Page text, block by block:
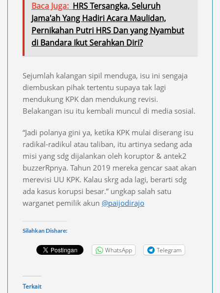
Baca Juga: HRS Tersangka, Seluruh
Jama'ah Yang Hadiri Acara Maulidan,
Pernikahan Putri HRS Dan yang Nyambut
di Bandara Ikut Serahkan Diri?
Sejumlah kalangan sipil menduga, isu ini sengaja
diembuskan pihak tertentu supaya tak lagi
mendukung KPK dan mendukung revisi.
Belakangan isu itu kembali muncul di media sosial.
“Jadi polanya gini ya, ketika KPK mulai diserang isu
radikal-radikul atau taliban, itu artinya sedang ada
misi yang sdg dijalankan oleh koruptor & antek2
buzzerRpnya. Tahun 2019 mereka gencar saat akan
merevisi UU KPK. Kalau skrg ada lagi, berarti sdg
ada kasus korupsi besar.” ungkap salah satu
warganet pemilik akun @paijodirajo
Silahkan Dishare:
WhatsApp Telegram
Terkait